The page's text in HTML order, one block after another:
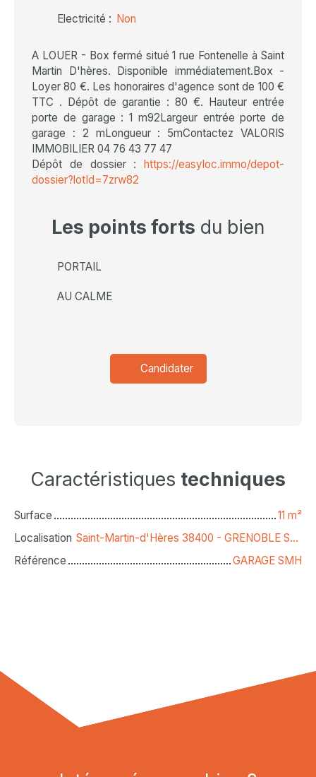
Electricité : Non
A LOUER - Box fermé situé 1 rue Fontenelle à Saint
Martin D'hères. Disponible immédiatement.Box -
Loyer 80 €. Les honoraires d'agence sont de 100 €
TTC . Dépôt de garantie : 80 €. Hauteur entrée
porte de garage : 1 m92Largeur entrée porte de
garage : 2 mLongueur : 5mContactez VALORIS
IMMOBILIER 04 76 43 77 47
Dépôt de dossier : https://easyloc.immo/depot-
dossier?lotId=7zrw82
Les points forts du bien
PORTAIL
AU CALME
Candidater
Caractéristiques techniques
Surface 11 m²
Localisation
Saint-Martin-d'Hères 38400 - GRENOBLE SUD EST
Référence
GARAGE SMH